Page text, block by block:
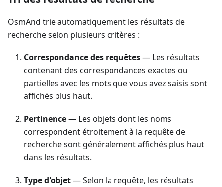
OsmAnd trie automatiquement les résultats de
recherche selon plusieurs critères :
Correspondance des requêtes— Les résultats
contenant des correspondances exactes ou
partielles avec les mots que vous avez saisis sont
affichés plus haut.
Pertinence— Les objets dont les noms
correspondent étroitement à la requête de
recherche sont généralement affichés plus haut
dans les résultats.
Type d'objet— Selon la requête, les résultats